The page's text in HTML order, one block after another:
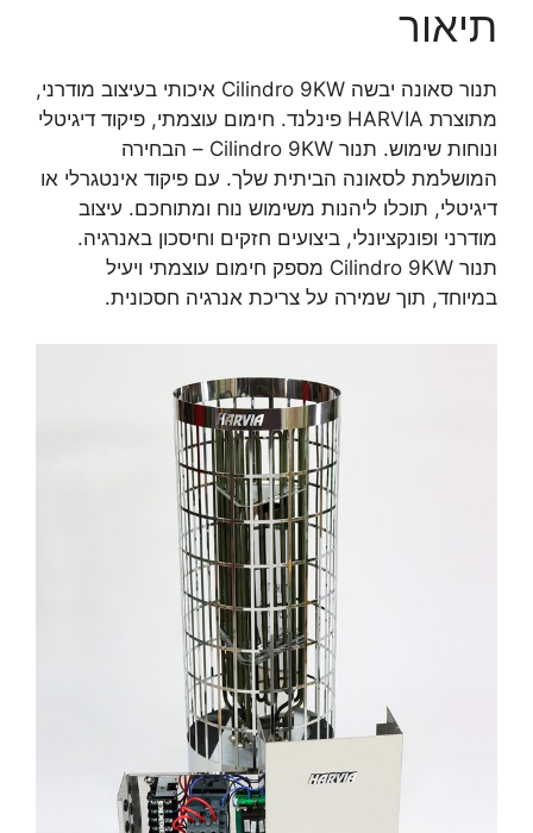
תיאור
תנור סאונה יבשה Cilindro 9KW איכותי בעיצוב מודרני,
מתוצרת HARVIA פינלנד. חימום עוצמתי, פיקוד דיגיטלי
ונוחות שימוש. תנור Cilindro 9KW – הבחירה
המושלמת לסאונה הביתית שלך. עם פיקוד אינטגרלי או
דיגיטלי, תוכלו ליהנות משימוש נוח ומתוחכם. עיצוב
מודרני ופונקציונלי, ביצועים חזקים וחיסכון באנרגיה.
תנור Cilindro 9KW מספק חימום עוצמתי ויעיל
במיוחד, תוך שמירה על צריכת אנרגיה חסכונית.